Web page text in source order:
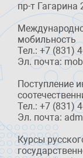
пр-т Гагарина
мобильность
Тел.: +7 (831)
Эл. почта:
Поступление
Тел.: +7 (831)
Эл. почта:
Курсы